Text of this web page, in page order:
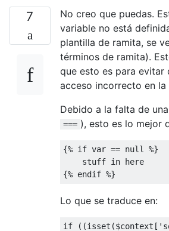
7
No creo que puedas.
variable no está
plantilla de ramita, se
términos de ramita).
que esto es para evitar
acceso incorrecto en la
Debido a la falta de
=== ), esto es lo mejor
{% if var == null
%}
    stuff
in
{% endif %}
Lo que se traduce en:
if ((isset ($context [